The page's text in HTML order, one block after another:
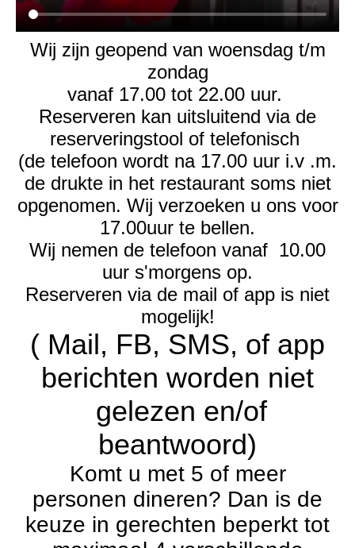
Wij zijn geopend van woensdag t/m
zondag
vanaf 17.00 tot 22.00 uur.
Reserveren kan uitsluitend via de
reserveringstool of telefonisch
(de telefoon wordt na 17.00 uur i.v .m.
de drukte in het restaurant soms niet
opgenomen. Wij verzoeken u ons voor
17.00uur te bellen.
Wij nemen de telefoon vanaf 10.00
uur s'morgens op.
Reserveren via de mail of app is niet
mogelijk!
( Mail, FB, SMS, of app
berichten worden niet
gelezen en/of
beantwoord)
Komt u met 5 of meer
personen dineren? Dan is de
keuze in gerechten beperkt tot